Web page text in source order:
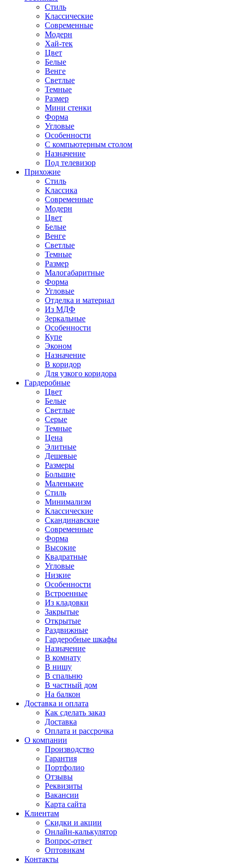
Стиль
Классические
Современные
Модерн
Хай-тек
Цвет
Белые
Венге
Светлые
Темные
Размер
Мини стенки
Форма
Угловые
Особенности
С компьютерным столом
Назначение
Под телевизор
Прихожие
Стиль
Классика
Современные
Модерн
Цвет
Белые
Венге
Светлые
Темные
Размер
Малогабаритные
Форма
Угловые
Отделка и материал
Из МДФ
Зеркальные
Особенности
Купе
Эконом
Назначение
В коридор
Для узкого коридора
Гардеробные
Цвет
Белые
Светлые
Серые
Темные
Цена
Элитные
Дешевые
Размеры
Большие
Маленькие
Стиль
Минимализм
Классические
Скандинавские
Современные
Форма
Высокие
Квадратные
Угловые
Низкие
Особенности
Встроенные
Из кладовки
Закрытые
Открытые
Раздвижные
Гардеробные шкафы
Назначение
В комнату
В нишу
В спальню
В частный дом
На балкон
Доставка и оплата
Как сделать заказ
Доставка
Оплата и рассрочка
О компании
Производство
Гарантия
Портфолио
Отзывы
Реквизиты
Вакансии
Карта сайта
Клиентам
Скидки и акции
Онлайн-калькулятор
Вопрос-ответ
Оптовикам
Контакты